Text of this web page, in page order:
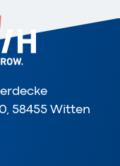
58455 Witten